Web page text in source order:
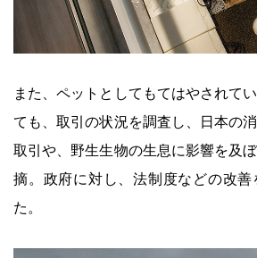
また、ペットとしてもてはやされて
ても、取引の状況を調査し、日本の
取引や、野生生物の生息に影響を及
摘。政府に対し、法制度などの改善
た。